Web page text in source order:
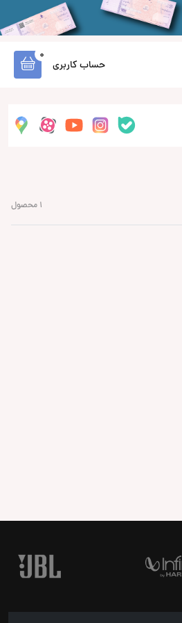
حساب کاربری
0
1 محصول